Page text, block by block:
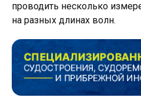
проводить несколько
на разных длинах волн.